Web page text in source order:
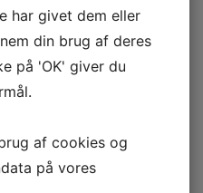
fra Unikfood
har givet dem eller
din brug af deres
på 'OK' giver du
af cookies og
på vores